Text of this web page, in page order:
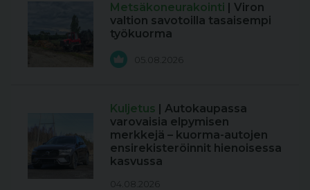
Metsäkoneurakointi | Viron
valtion savotoilla tasaisempi
työkuorma
05.08.2026
Kuljetus | Autokaupassa
varovaisia elpymisen
merkkejä – kuorma-autojen
ensirekisteröinnit hienoisessa
kasvussa
04.08.2026